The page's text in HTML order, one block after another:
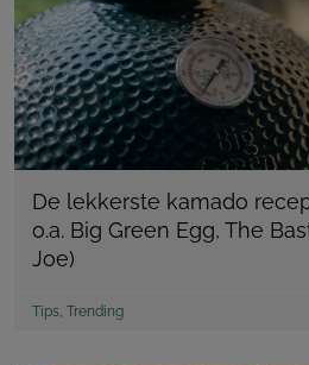
De lekkerste kamado
o.a. Big Green Egg, The
Joe)
Tips Trending